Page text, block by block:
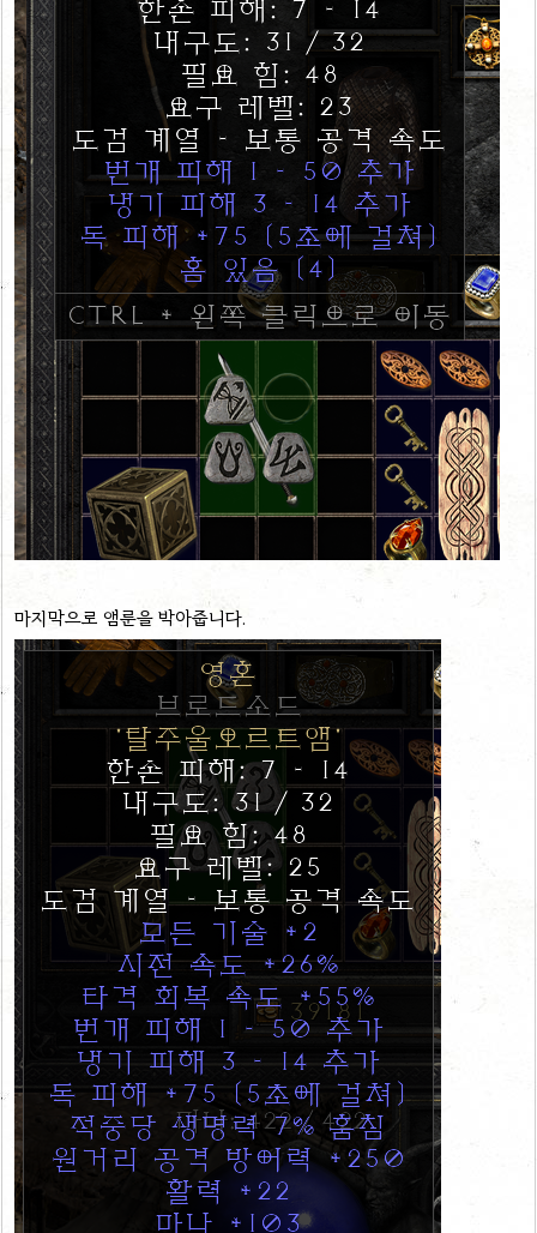
마지막으로 앰룬을 박아줍니다.